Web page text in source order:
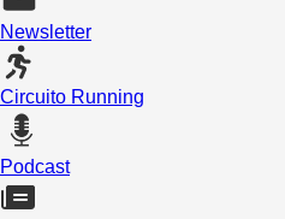
Newsletter
Circuito Running
Podcast